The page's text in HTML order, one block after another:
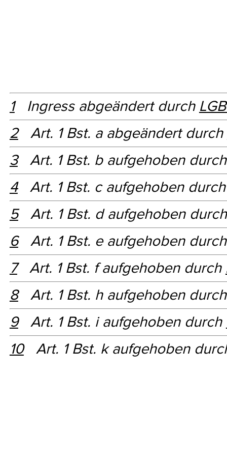
1Ingress abgeändert durch
2Art. 1 Bst. a abgeändert durch
3Art. 1 Bst. b aufgehoben
4Art. 1 Bst. c aufgehoben
5Art. 1 Bst. d aufgehoben
6Art. 1 Bst. e aufgehoben
7Art. 1 Bst. f aufgehoben durch
8Art. 1 Bst. h aufgehoben
9Art. 1 Bst. i aufgehoben durch
10Art. 1 Bst. k aufgehoben